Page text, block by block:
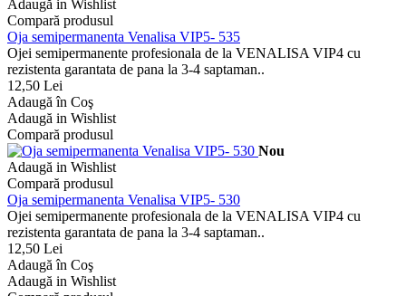
Adaugă in Wishlist
Compară produsul
Oja semipermanenta Venalisa VIP5- 535
Ojei semipermanente profesionala de la VENALISA VIP4 cu
rezistenta garantata de pana la 3-4 saptaman..
12,50 Lei
Adaugă în Coş
Adaugă in Wishlist
Compară produsul
Nou
Adaugă in Wishlist
Compară produsul
Oja semipermanenta Venalisa VIP5- 530
Ojei semipermanente profesionala de la VENALISA VIP4 cu
rezistenta garantata de pana la 3-4 saptaman..
12,50 Lei
Adaugă în Coş
Adaugă in Wishlist